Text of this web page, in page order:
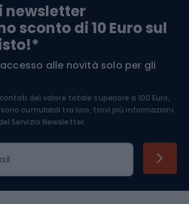
sport
ciclistico
newsletter
sconto di 10 Euro sul
alle novità solo per gli
del valore totale superiore a 100 Euro,
cumulabili tra loro, trovi più informazioni
Servizio Newsletter.